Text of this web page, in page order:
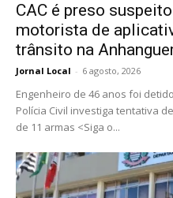
CAC é preso
motorista de
trânsito na
Jornal Local - 6 agosto, 2026
Engenheiro de 46 anos foi
Polícia Civil investiga tentativa
de 11 armas <Siga o...